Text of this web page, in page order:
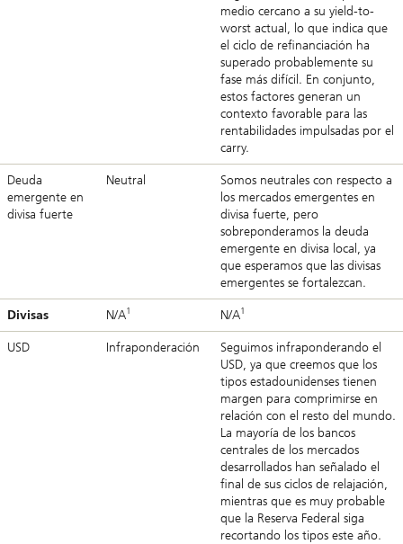
medio cercano a su yield-to-
worst actual, lo que indica que
el ciclo de refinanciación ha
superado probablemente su
fase más difícil. En conjunto,
estos factores generan un
contexto favorable para las
rentabilidades impulsadas por el
carry.
Deuda
emergente en
divisa fuerte
Neutral
Somos neutrales con respecto a
los mercados emergentes en
divisa fuerte, pero
sobreponderamos la deuda
emergente en divisa local, ya
que esperamos que las divisas
emergentes se fortalezcan.
Divisas N/A1 N/A1
USD Infraponderación
Seguimos infraponderando el
USD, ya que creemos que los
tipos estadounidenses tienen
margen para comprimirse en
relación con el resto del mundo.
La mayoría de los bancos
centrales de los mercados
desarrollados han señalado el
final de sus ciclos de relajación,
mientras que es muy probable
que la Reserva Federal siga
recortando los tipos este año.